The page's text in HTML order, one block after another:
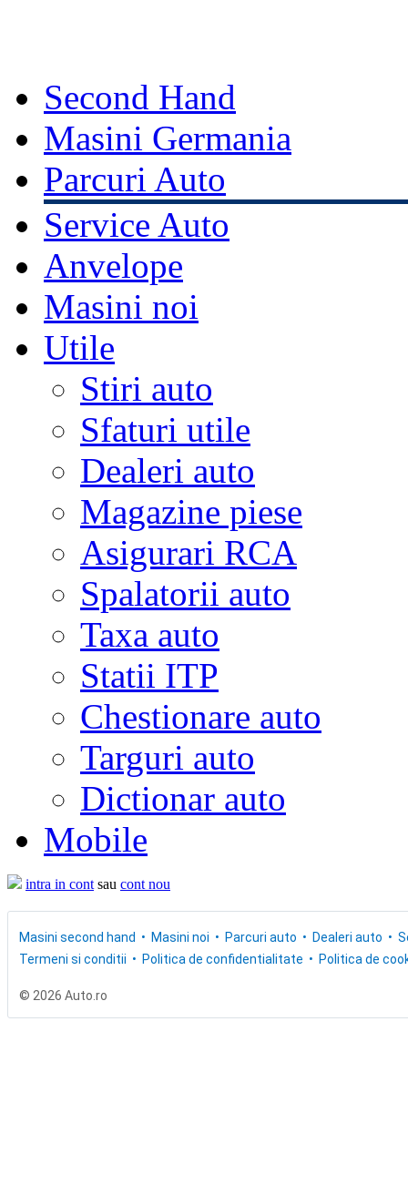
Second Hand
Masini Germania
Parcuri Auto
Service Auto
Anvelope
Masini noi
Utile
Stiri auto
Sfaturi utile
Dealeri auto
Magazine piese
Asigurari RCA
Spalatorii auto
Taxa auto
Statii ITP
Chestionare auto
Targuri auto
Dictionar auto
Mobile
intra in cont sau cont nou
Masini second hand Masini noi Parcuri auto Dealeri auto
Termeni si conditii
Politica de confidentialitate Politica de
© 2026 Auto.ro